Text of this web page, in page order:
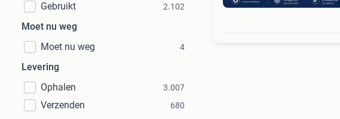
Gebruikt 2.102
Moet nu weg
Moet nu weg
4
Levering
Ophalen
3.007
Verzenden 680